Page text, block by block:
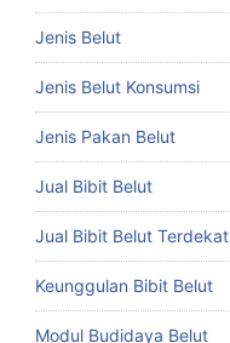
Jenis Belut
Jenis Belut Konsumsi
Jenis Pakan Belut
Jual Bibit Belut
Jual Bibit Belut Terdekat
Keunggulan Bibit Belut
Modul Budidaya Belut